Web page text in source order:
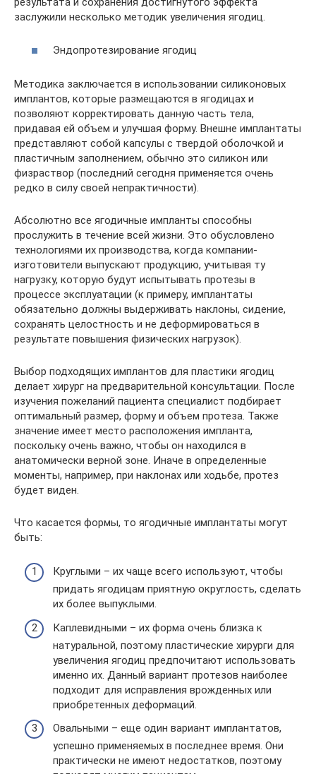
заслужили несколько методик увеличения ягодиц.
Эндопротезирование ягодиц
Методика заключается в использовании силиконовых
имплантов, которые размещаются в ягодицах и
позволяют корректировать данную часть тела,
придавая ей объем и улучшая форму. Внешне имплантаты
представляют собой капсулы с твердой оболочкой и
пластичным заполнением, обычно это силикон или
физраствор (последний сегодня применяется очень
редко в силу своей непрактичности).
Абсолютно все ягодичные импланты способны
прослужить в течение всей жизни. Это обусловлено
технологиями их производства, когда компании-
изготовители выпускают продукцию, учитывая ту
нагрузку, которую будут испытывать протезы в
процессе эксплуатации (к примеру, имплантаты
обязательно должны выдерживать наклоны, сидение,
сохранять целостность и не деформироваться в
результате повышения физических нагрузок).
Выбор подходящих имплантов для пластики ягодиц
делает хирург на предварительной консультации. После
изучения пожеланий пациента специалист подбирает
оптимальный размер, форму и объем протеза. Также
значение имеет место расположения импланта,
поскольку очень важно, чтобы он находился в
анатомически верной зоне. Иначе в определенные
моменты, например, при наклонах или ходьбе, протез
будет виден.
Что касается формы, то ягодичные имплантаты могут
быть:
Круглыми – их чаще всего используют, чтобы
придать ягодицам приятную округлость, сделать
их более выпуклыми.
Каплевидными – их форма очень близка к
натуральной, поэтому пластические хирурги для
увеличения ягодиц предпочитают использовать
именно их. Данный вариант протезов наиболее
подходит для исправления врожденных или
приобретенных деформаций.
Овальными – еще один вариант имплантатов,
успешно применяемых в последнее время. Они
практически не имеют недостатков, поэтому